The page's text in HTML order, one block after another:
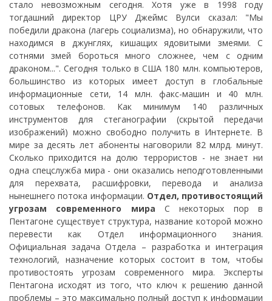
стало невозможным сегодня. Хотя уже в 1998 году
тогдашний директор ЦРУ Джеймс Вулси сказал: "Мы
победили дракона (лагерь социализма), но обнаружили, что
находимся в джунглях, кишащих ядовитыми змеями. С
сотнями змей бороться много сложнее, чем с одним
драконом...". Сегодня только в США 180 млн. компьютеров,
большинство из которых имеет доступ в глобальные
информационные сети, 14 млн. факс-машин и 40 млн.
сотовых телефонов. Как минимум 140 различных
инструментов для стеганографии (скрытой передачи
изображений) можно свободно получить в Интернете. В
мире за десять лет абоненты наговорили 82 млрд. минут.
Сколько приходится на долю террористов - не знает ни
одна спецслужба мира - они оказались неподготовленными
для перехвата, расшифровки, перевода и анализа
нынешнего потока информации. Отдел, противостоящий
угрозам современного мира С некоторых пор в
Пентагоне существует структура, название которой можно
перевести как Отдел информационного знания.
Официальная задача Отдела – разработка и интеграция
технологий, назначение которых состоит в том, чтобы
противостоять угрозам современного мира. Эксперты
Пентагона исходят из того, что ключ к решению данной
проблемы – это максимально полный доступ к информации